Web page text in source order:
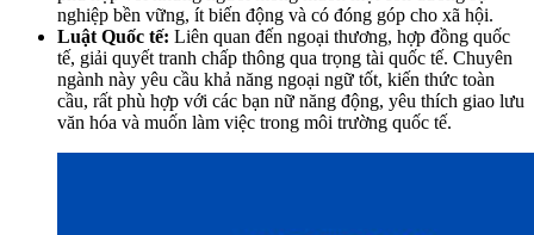
nghiệp bền vững, ít biến động và có đóng góp cho xã hội.
Luật Quốc tế: Liên quan đến ngoại thương, hợp đồng quốc
tế, giải quyết tranh chấp thông qua trọng tài quốc tế. Chuyên
ngành này yêu cầu khả năng ngoại ngữ tốt, kiến thức toàn
cầu, rất phù hợp với các bạn nữ năng động, yêu thích giao lưu
văn hóa và muốn làm việc trong môi trường quốc tế.